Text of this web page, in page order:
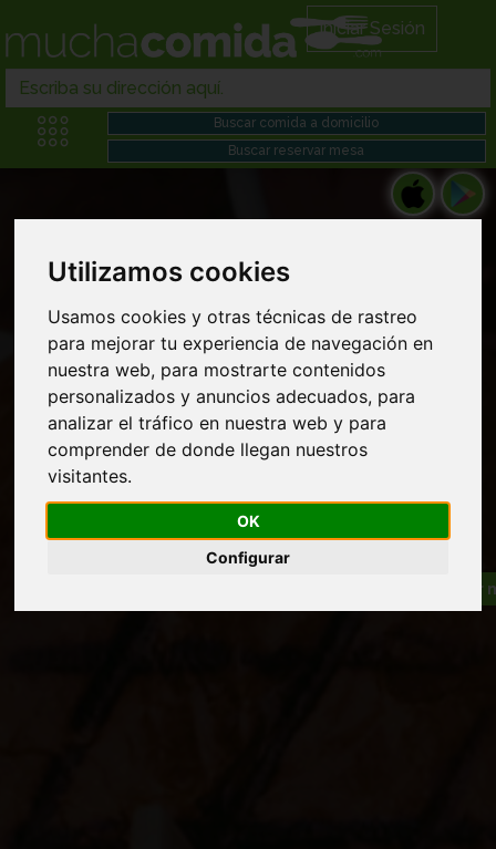
Utilizamos cookies
Usamos cookies y otras técnicas de rastreo
para mejorar tu experiencia de navegación en
nuestra web, para mostrarte contenidos
personalizados y anuncios adecuados, para
analizar el tráfico en nuestra web y para
comprender de donde llegan nuestros
visitantes.
OK
Configurar
Iniciar Sesión
Restaurantes bebidas en Comida japonesa
domicilio cerca de mi